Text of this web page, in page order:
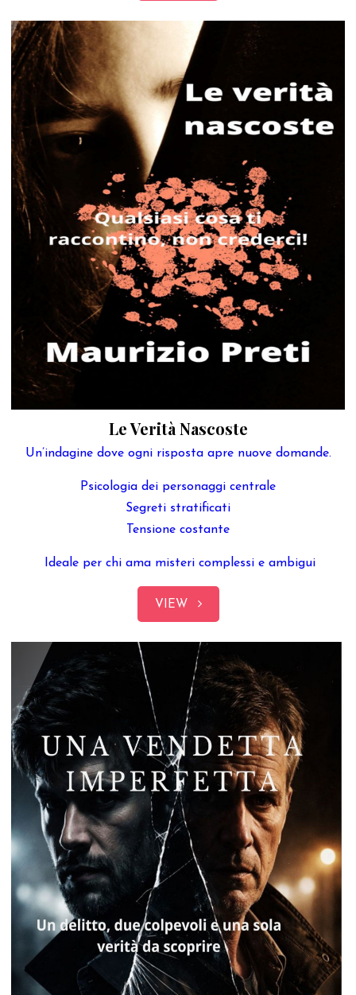
Le Verità Nascoste
Un’indagine dove ogni risposta apre nuove domande.
Psicologia dei personaggi centrale
Segreti stratificati
Tensione costante
Ideale per chi ama misteri complessi e ambigui
VIEW